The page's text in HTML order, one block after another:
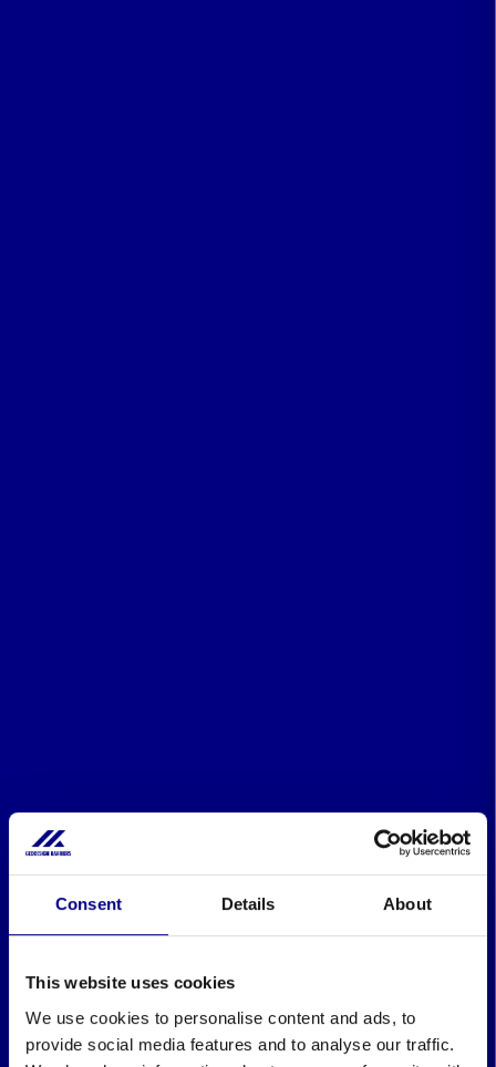
Consent Details About
This website uses cookies
We use cookies to personalise content and ads, to
provide social media features and to analyse our traffic.